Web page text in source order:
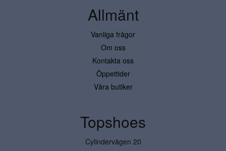
Allmänt
Vanliga frågor
Om oss
Kontakta oss
Öppettider
Våra butiker
Topshoes
Cylindervägen 20